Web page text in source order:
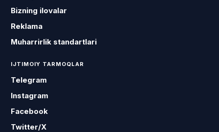
Bizning ilovalar
Reklama
Muharrirlik standartlari
IJTIMOIY TARMOQLAR
Telegram
Instagram
Facebook
Twitter/X